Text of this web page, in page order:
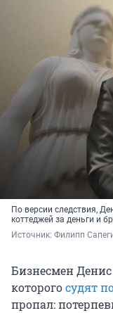
По версии следствия,
коттеджей за деньги и
Источник: Филипп
Бизнесмен
которогосудят
пропал: